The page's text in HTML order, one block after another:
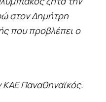
στον Δημήτρη
που προβλέπει ο
ΚΑΕ Παναθηναϊκός.